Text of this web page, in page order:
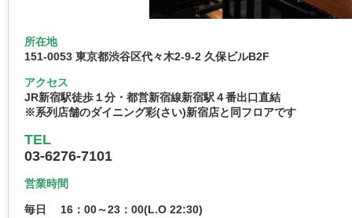
所在地
151-0053 東京都渋谷区代々木2-9-2 久保ビルB2F
アクセス
JR新宿駅徒歩１分・都営新宿線新宿駅４番出口直結
※系列店舗のダイニング彩(さい)新宿店と同フロアです
TEL
03-6276-7101
営業時間
毎日 16：00～23：00(L.O 22:30)